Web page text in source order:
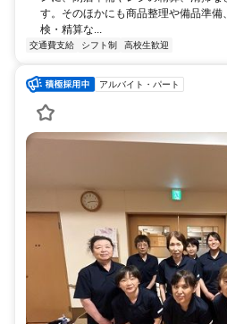
す。そのほかにも商品整理や備品準
検・精算な...
交通費支給 シフト制 高校生歓迎
アルバイト・パート